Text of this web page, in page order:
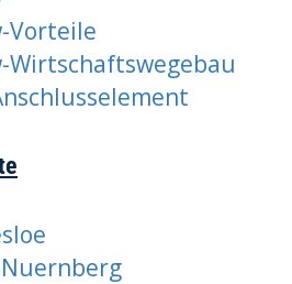
Vorteile
Wirtschaftswegebau